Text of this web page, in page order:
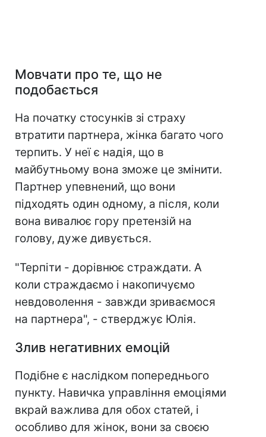
Мовчати про те, що не
подобається
На початку стосунків зі страху
втратити партнера, жінка багато чого
терпить. У неї є надія, що в
майбутньому вона зможе це змінити.
Партнер упевнений, що вони
підходять один одному, а після, коли
вона вивалює гору претензій на
голову, дуже дивується.
"Терпіти - дорівнює страждати. А
коли страждаємо і накопичуємо
невдоволення - завжди зриваємося
на партнера", - стверджує Юлія.
Злив негативних емоцій
Подібне є наслідком попереднього
пункту. Навичка управління емоціями
вкрай важлива для обох статей, і
особливо для жінок, вони за своєю